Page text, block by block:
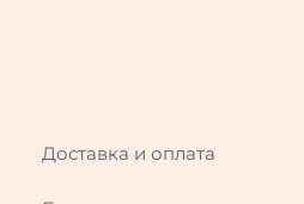
Доставка и оплата